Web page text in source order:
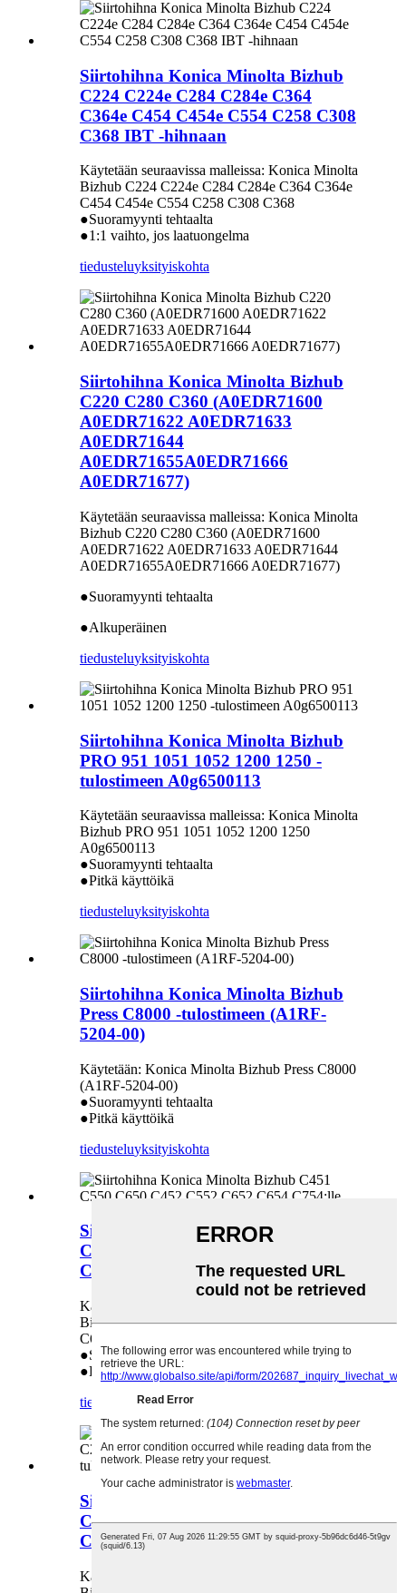
Siirtohihna Konica Minolta Bizhub
C224 C224e C284 C284e C364
C364e C454 C454e C554 C258 C308
C368 IBT -hihnaan
Käytetään seuraavissa malleissa: Konica Minolta
Bizhub C224 C224e C284 C284e C364 C364e
C454 C454e C554 C258 C308 C368
●Suoramyynti tehtaalta
●1:1 vaihto, jos laatuongelma
tiedusteluyksityiskohta
Siirtohihna Konica Minolta Bizhub
C220 C280 C360 (A0EDR71600
A0EDR71622 A0EDR71633
A0EDR71644
A0EDR71655A0EDR71666
A0EDR71677)
Käytetään seuraavissa malleissa: Konica Minolta
Bizhub C220 C280 C360 (A0EDR71600
A0EDR71622 A0EDR71633 A0EDR71644
A0EDR71655A0EDR71666 A0EDR71677)
●Suoramyynti tehtaalta
●Alkuperäinen
tiedusteluyksityiskohta
Siirtohihna Konica Minolta Bizhub
PRO 951 1051 1052 1200 1250 -
tulostimeen A0g6500113
Käytetään seuraavissa malleissa: Konica Minolta
Bizhub PRO 951 1051 1052 1200 1250
A0g6500113
●Suoramyynti tehtaalta
●Pitkä käyttöikä
tiedusteluyksityiskohta
Siirtohihna Konica Minolta Bizhub
Press C8000 -tulostimeen (A1RF-
5204-00)
Käytetään: Konica Minolta Bizhub Press C8000
(A1RF-5204-00)
●Suoramyynti tehtaalta
●Pitkä käyttöikä
tiedusteluyksityiskohta
Siirtohihna Konica Minolta Bizhub
C451 C550 C650 C452 C552 C652
C654 C754:lle
Käytetään seuraavissa malleissa: Konica Minolta
Bizhub C451 C550 C650 C452 C552 C652
C654 C754
●Suoramyynti tehtaalta
●Pitkä käyttöikä
tiedustelu
yksityiskohta
Siirtohihna Konica Minolta Bizhub
C353 C253 C203 C210 C200 C280
C360 C220 -tulostimeen
Käytetään seuraavissa malleissa: Konica Minolta